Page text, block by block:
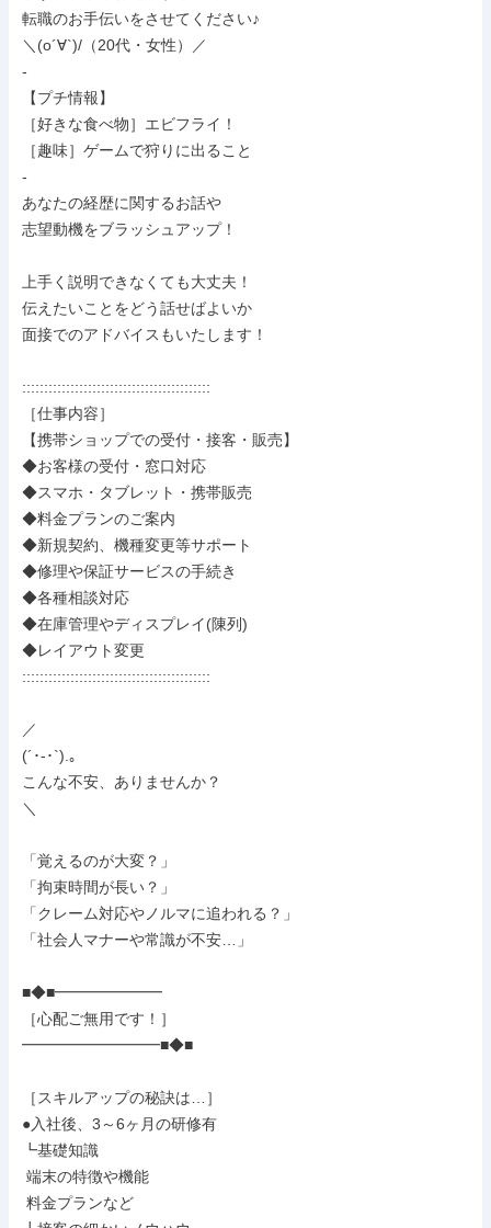
転職のお手伝いをさせてください♪
＼(o´∀`)/（20代・女性）／
-
【プチ情報】
［好きな食べ物］エビフライ！
［趣味］ゲームで狩りに出ること
-
あなたの経歴に関するお話や
志望動機をブラッシュアップ！
上手く説明できなくても大丈夫！
伝えたいことをどう話せばよいか
面接でのアドバイスもいたします！
:::::::::::::::::::::::::::::::::::::::::::
［仕事内容］
【携帯ショップでの受付・接客・販売】
◆お客様の受付・窓口対応
◆スマホ・タブレット・携帯販売
◆料金プランのご案内
◆新規契約、機種変更等サポート
◆修理や保証サービスの手続き
◆各種相談対応
◆在庫管理やディスプレイ(陳列)
◆レイアウト変更
:::::::::::::::::::::::::::::::::::::::::::
／
(´･-･`).｡
こんな不安、ありませんか？
＼
「覚えるのが大変？」
「拘束時間が長い？」
「クレーム対応やノルマに追われる？」
「社会人マナーや常識が不安…」
■◆■━━━━━━━
［心配ご無用です！］
━━━━━━━━━■◆■
［スキルアップの秘訣は…］
●入社後、3～6ヶ月の研修有
┗基礎知識